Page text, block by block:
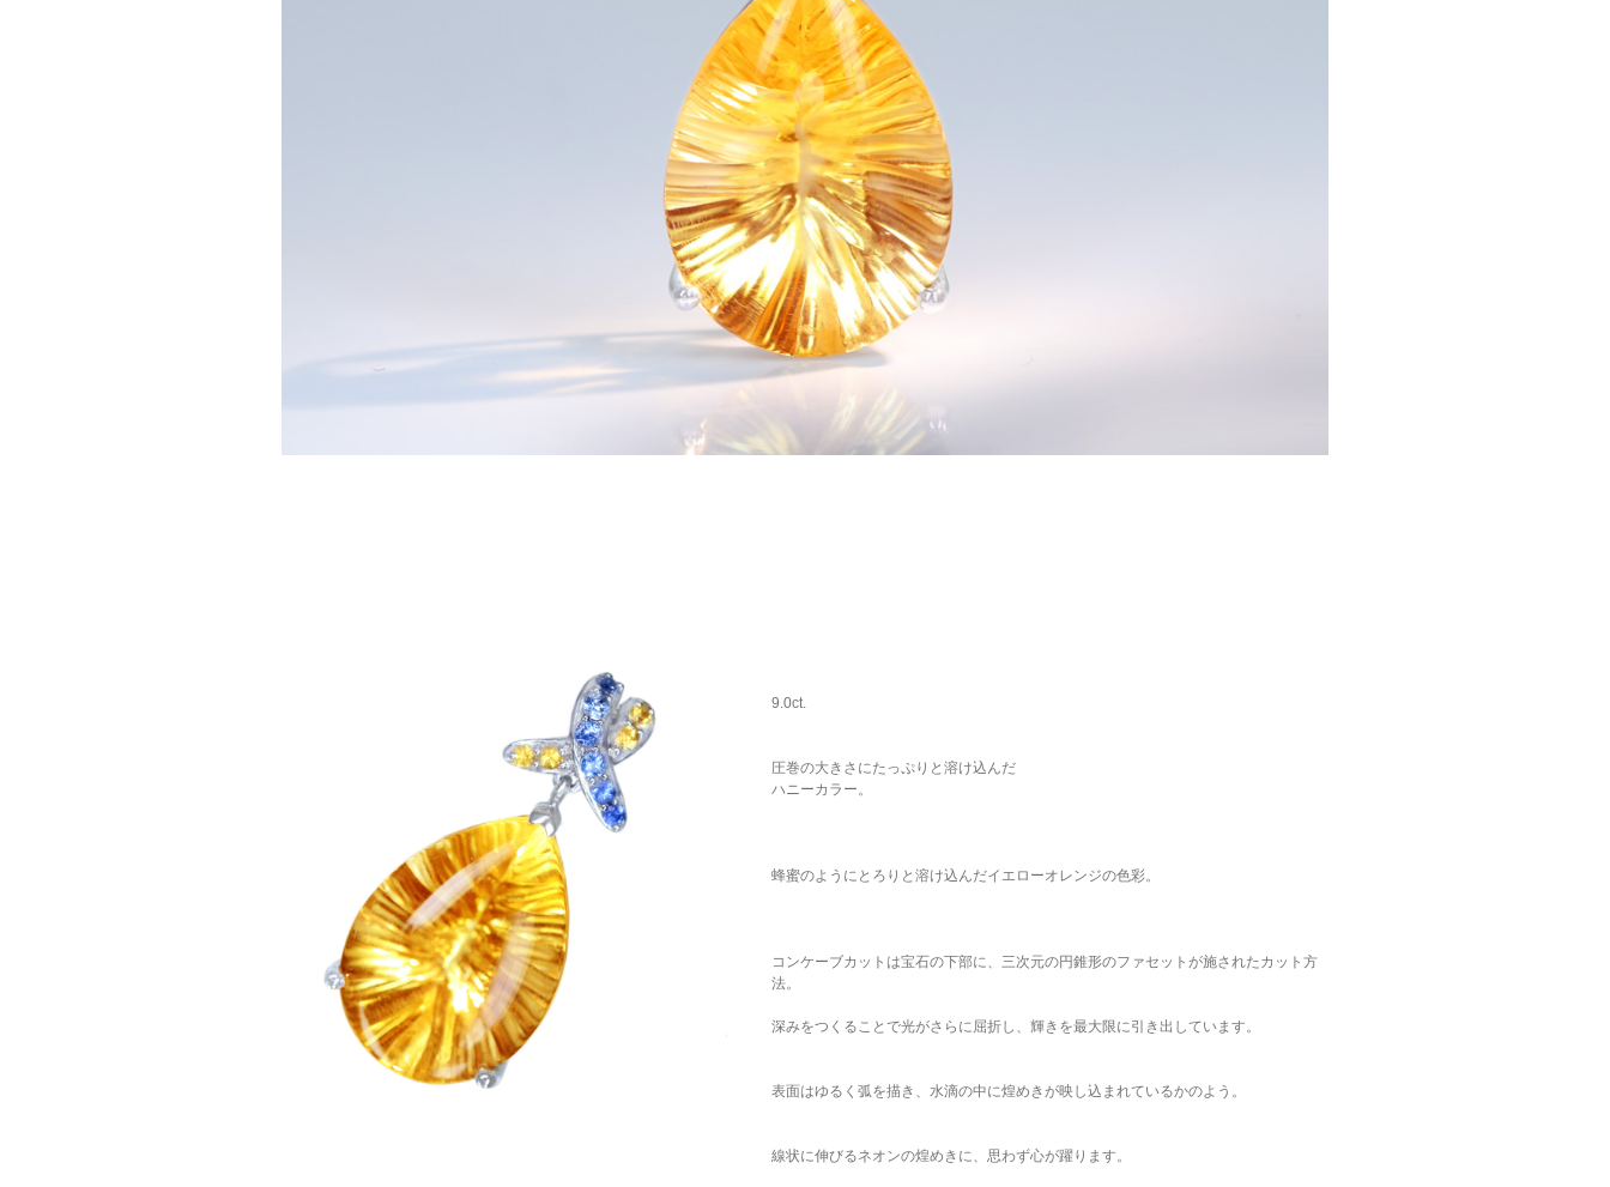
9.0ct.
圧巻の大きさにたっぷりと溶け込んだ
ハニーカラー。
蜂蜜のようにとろりと溶け込んだイエローオレンジの色彩。
コンケーブカットは宝石の下部に、三次元の円錐形のファセットが施されたカット方
法。
深みをつくることで光がさらに屈折し、輝きを最大限に引き出しています。
表面はゆるく弧を描き、水滴の中に煌めきが映し込まれているかのよう。
線状に伸びるネオンの煌めきに、思わず心が躍ります。